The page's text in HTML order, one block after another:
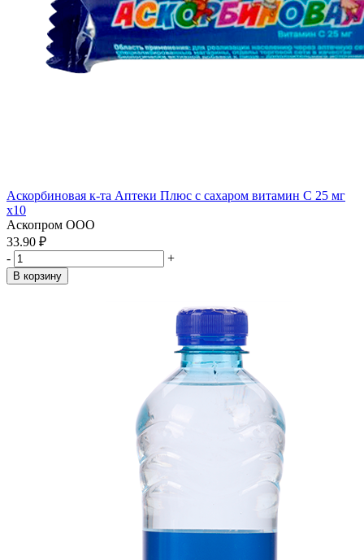
Аскорбиновая к-та Аптеки Плюс с сахаром витамин С 25 мг
x10
Аскопром ООО
33.90 ₽
-
+
В корзину